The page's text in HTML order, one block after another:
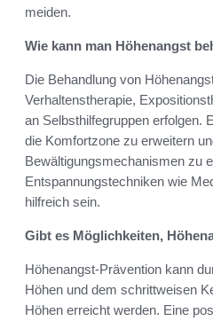
meiden.
Wie kann man Höhenangst
Die Behandlung von
Verhaltenstherapie,
an Selbsthilfegruppen erfolgen.
die Komfortzone zu erweitern
Bewältigungsmechanismen zu
Entspannungstechniken wie
hilfreich sein.
Gibt es Möglichkeiten,
Höhenangst-Prävention kann
Höhen und dem schrittweisen
Höhen erreicht werden. Eine